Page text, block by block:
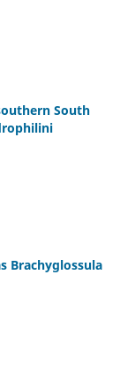
South
Brachyglossula